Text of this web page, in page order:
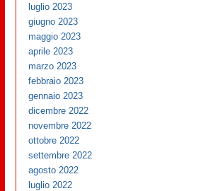
luglio 2023
giugno 2023
maggio 2023
aprile 2023
marzo 2023
febbraio 2023
gennaio 2023
dicembre 2022
novembre 2022
ottobre 2022
settembre 2022
agosto 2022
luglio 2022